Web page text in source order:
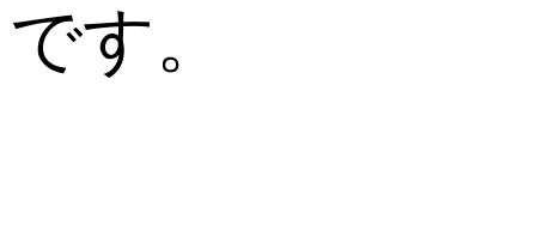
です。